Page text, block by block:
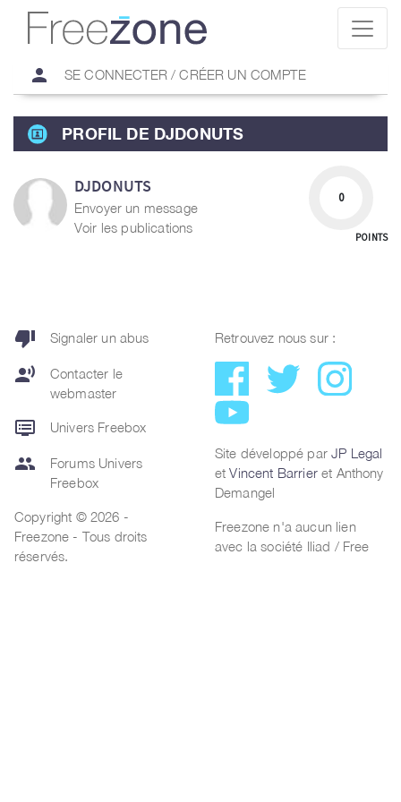
person SE CONNECTER / CRÉER UN COMPTE
PROFIL DE DJDONUTS
DJDONUTS
Envoyer un message
Voir les publications
0
POINTS
thumb_down Signaler un abus
record_voice_over
Contacter le
webmaster
dvr Univers Freebox
group
Forums Univers
Freebox
Copyright © 2026 -
Freezone - Tous droits
réservés.
Retrouvez nous sur :
Site développé parJP Legal
etVincent Barrieret Anthony
Demangel
Freezone n'a aucun lien
avec la société Iliad / Free